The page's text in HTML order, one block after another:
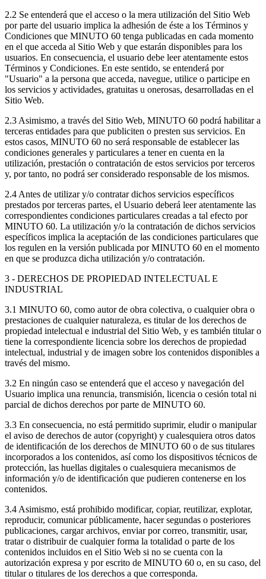
2.2 Se entenderá que el acceso o la mera utilización del Sitio Web
por parte del usuario implica la adhesión de éste a los Términos y
Condiciones que MINUTO 60 tenga publicadas en cada momento
en el que acceda al Sitio Web y que estarán disponibles para los
usuarios. En consecuencia, el usuario debe leer atentamente estos
Términos y Condiciones. En este sentido, se entenderá por
"Usuario" a la persona que acceda, navegue, utilice o participe en
los servicios y actividades, gratuitas u onerosas, desarrolladas en el
Sitio Web.
2.3 Asimismo, a través del Sitio Web, MINUTO 60 podrá habilitar a
terceras entidades para que publiciten o presten sus servicios. En
estos casos, MINUTO 60 no será responsable de establecer las
condiciones generales y particulares a tener en cuenta en la
utilización, prestación o contratación de estos servicios por terceros
y, por tanto, no podrá ser considerado responsable de los mismos.
2.4 Antes de utilizar y/o contratar dichos servicios específicos
prestados por terceras partes, el Usuario deberá leer atentamente las
correspondientes condiciones particulares creadas a tal efecto por
MINUTO 60. La utilización y/o la contratación de dichos servicios
específicos implica la aceptación de las condiciones particulares que
los regulen en la versión publicada por MINUTO 60 en el momento
en que se produzca dicha utilización y/o contratación.
3 - DERECHOS DE PROPIEDAD INTELECTUAL E
INDUSTRIAL
3.1 MINUTO 60, como autor de obra colectiva, o cualquier obra o
prestaciones de cualquier naturaleza, es titular de los derechos de
propiedad intelectual e industrial del Sitio Web, y es también titular o
tiene la correspondiente licencia sobre los derechos de propiedad
intelectual, industrial y de imagen sobre los contenidos disponibles a
través del mismo.
3.2 En ningún caso se entenderá que el acceso y navegación del
Usuario implica una renuncia, transmisión, licencia o cesión total ni
parcial de dichos derechos por parte de MINUTO 60.
3.3 En consecuencia, no está permitido suprimir, eludir o manipular
el aviso de derechos de autor (copyright) y cualesquiera otros datos
de identificación de los derechos de MINUTO 60 o de sus titulares
incorporados a los contenidos, así como los dispositivos técnicos de
protección, las huellas digitales o cualesquiera mecanismos de
información y/o de identificación que pudieren contenerse en los
contenidos.
3.4 Asimismo, está prohibido modificar, copiar, reutilizar, explotar,
reproducir, comunicar públicamente, hacer segundas o posteriores
publicaciones, cargar archivos, enviar por correo, transmitir, usar,
tratar o distribuir de cualquier forma la totalidad o parte de los
contenidos incluidos en el Sitio Web si no se cuenta con la
autorización expresa y por escrito de MINUTO 60 o, en su caso, del
titular o titulares de los derechos a que corresponda.